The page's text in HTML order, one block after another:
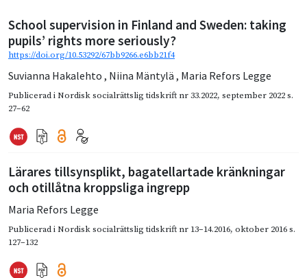
School supervision in Finland and Sweden: taking
pupils’ rights more seriously?
https://doi.org/10.53292/67bb9266.e6bb21f4
Suvianna Hakalehto , Niina Mäntylä , Maria Refors Legge
Publicerad iNordisk socialrättslig tidskrift nr 33.2022, september 2022s.
27–62
Lärares tillsynsplikt, bagatellartade kränkningar
och otillåtna kroppsliga ingrepp
Maria Refors Legge
Publicerad iNordisk socialrättslig tidskrift nr 13–14.2016, oktober 2016s.
127–132